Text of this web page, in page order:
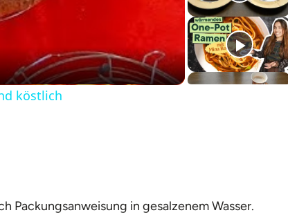
köstlich
Packungsanweisung in gesalzenem Wasser.